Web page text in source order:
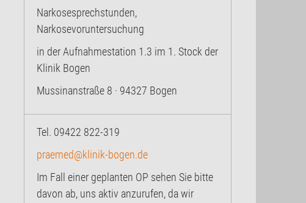
Narkosesprechstunden,
Narkosevoruntersuchung
in der Aufnahmestation 1.3 im 1. Stock der
Klinik Bogen
Mussinanstraße 8 · 94327 Bogen
Tel. 09422 822-319
praemed@klinik-bogen.de
Im Fall einer geplanten OP sehen Sie bitte
davon ab, uns aktiv anzurufen, da wir